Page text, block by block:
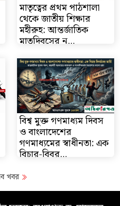
মাতৃত্বের প্রথম পাঠশালা
থেকে জাতীয় শিক্ষার
মহীরুহ: আন্তর্জাতিক
মাতৃদিবসের ন...
বিশ্ব মুক্ত গণমাধ্যম দিবস
ও বাংলাদেশের
গণমাধ্যমের স্বাধীনতা: এক
বিচার-বিবর্...
খবর